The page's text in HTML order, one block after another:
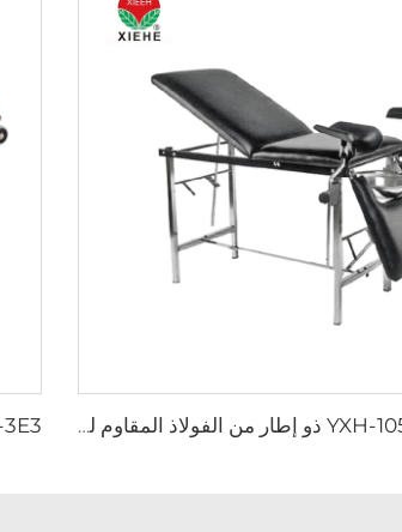
سرير نسائي YXH-105 ذو إطار من الفولاذ المقاوم للصدأ بالكامل